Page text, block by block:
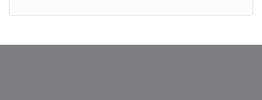
BatiWebPro